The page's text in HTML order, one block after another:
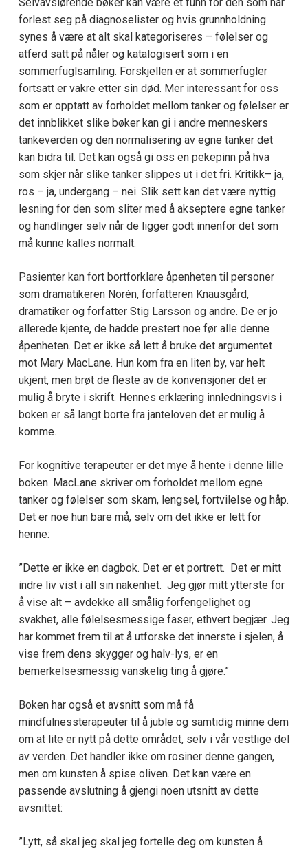
forlest seg på diagnoselister og hvis grunnholdning
synes å være at alt skal kategoriseres – følelser og
atferd satt på nåler og katalogisert som i en
sommerfuglsamling. Forskjellen er at sommerfugler
fortsatt er vakre etter sin død. Mer interessant for oss
som er opptatt av forholdet mellom tanker og følelser er
det innblikket slike bøker kan gi i andre menneskers
tankeverden og den normalisering av egne tanker det
kan bidra til. Det kan også gi oss en pekepinn på hva
som skjer når slike tanker slippes ut i det fri. Kritikk– ja,
ros – ja, undergang – nei. Slik sett kan det være nyttig
lesning for den som sliter med å akseptere egne tanker
og handlinger selv når de ligger godt innenfor det som
må kunne kalles normalt.
Pasienter kan fort bortforklare åpenheten til personer
som dramatikeren Norén, forfatteren Knausgård,
dramatiker og forfatter Stig Larsson og andre. De er jo
allerede kjente, de hadde prestert noe før alle denne
åpenheten. Det er ikke så lett å bruke det argumentet
mot Mary MacLane. Hun kom fra en liten by, var helt
ukjent, men brøt de fleste av de konvensjoner det er
mulig å bryte i skrift. Hennes erklæring innledningsvis i
boken er så langt borte fra janteloven det er mulig å
komme.
For kognitive terapeuter er det mye å hente i denne lille
boken. MacLane skriver om forholdet mellom egne
tanker og følelser som skam, lengsel, fortvilelse og håp.
Det er noe hun bare må, selv om det ikke er lett for
henne:
”Dette er ikke en dagbok. Det er et portrett. Det er mitt
indre liv vist i all sin nakenhet. Jeg gjør mitt ytterste for
å vise alt – avdekke all smålig forfengelighet og
svakhet, alle følelsesmessige faser, ethvert begjær. Jeg
har kommet frem til at å utforske det innerste i sjelen, å
vise frem dens skygger og halv-lys, er en
bemerkelsesmessig vanskelig ting å gjøre.”
Boken har også et avsnitt som må få
mindfulnessterapeuter til å juble og samtidig minne dem
om at lite er nytt på dette området, selv i vår vestlige del
av verden. Det handler ikke om rosiner denne gangen,
men om kunsten å spise oliven. Det kan være en
passende avslutning å gjengi noen utsnitt av dette
avsnittet:
”Lytt, så skal jeg skal jeg fortelle deg om kunsten å